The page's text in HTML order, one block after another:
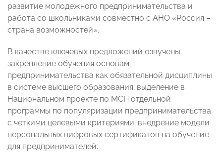
развитие молодежного предпринимательства и
работа со школьниками совместно с АНО «Россия –
страна возможностей».
В качестве ключевых предложений озвучены:
закрепление обучения основам
предпринимательства как обязательной дисциплины
в системе высшего образования; выделение в
Национальном проекте по МСП отдельной
программы по популяризации предпринимательства
с четкими целевыми критериями; внедрение модели
персональных цифровых сертификатов на обучение
для предпринимателей.